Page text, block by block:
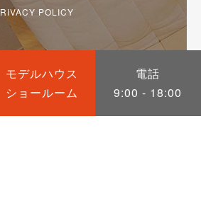
モデルハウス
ショールーム
ム
電話
9:00 - 18:00
POLICY